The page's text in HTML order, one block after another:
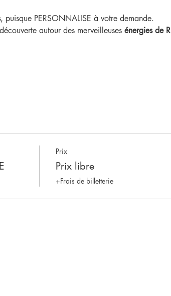
, puisque PERSONNALISE à votre demande.
autour des merveilleuses énergies de
Prix
Prix libre
+Frais de billetterie